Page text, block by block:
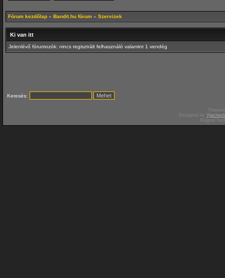
Fórum kezdőlap » Bandit.hu fórum » Szervizek
Ki van itt
Jelenlévő fórumozók: nincs regisztrált felhasználó valamint 1 vendég
Keresés:
Designed by
Magyar